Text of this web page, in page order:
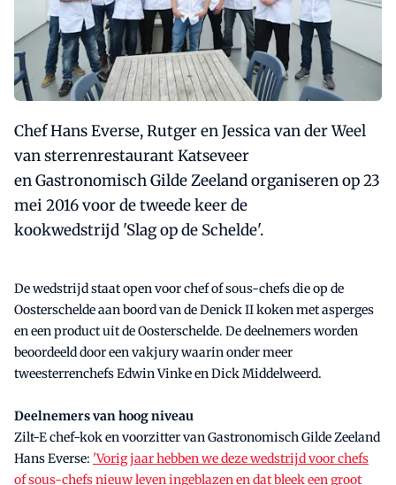
Chef Hans Everse, Rutger en Jessica van der Weel
van sterrenrestaurant Katseveer
en Gastronomisch Gilde Zeeland organiseren op 23
mei 2016 voor de tweede keer de
kookwedstrijd 'Slag op de Schelde'.
De wedstrijd staat open voor chef of sous-chefs die op de
Oosterschelde aan boord van de Denick II koken met asperges
en een product uit de Oosterschelde. De deelnemers worden
beoordeeld door een vakjury waarin onder meer
tweesterrenchefs Edwin Vinke en Dick Middelweerd.
Deelnemers van hoog niveau
Zilt-E chef-kok en voorzitter van Gastronomisch Gilde Zeeland
Hans Everse: 'Vorig jaar hebben we deze wedstrijd voor chefs
of sous-chefs nieuw leven ingeblazen en dat bleek een groot